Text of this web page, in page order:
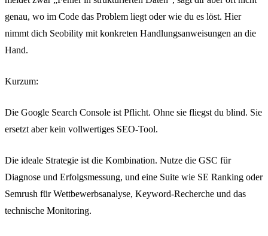
genau, wo im Code das Problem liegt oder wie du es löst. Hier
nimmt dich Seobility mit konkreten Handlungsanweisungen an die
Hand.
Kurzum:
Die Google Search Console ist Pflicht. Ohne sie fliegst du blind. Sie
ersetzt aber kein vollwertiges SEO-Tool.
Die ideale Strategie ist die Kombination. Nutze die GSC für
Diagnose und Erfolgsmessung, und eine Suite wie SE Ranking oder
Semrush für Wettbewerbsanalyse, Keyword-Recherche und das
technische Monitoring.